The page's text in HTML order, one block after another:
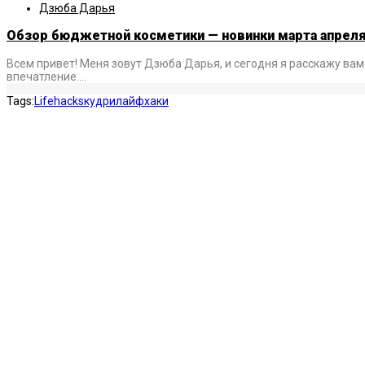
Дзюба Дарья
Обзор бюджетной косметики — новинки марта апреля
Всем привет! Меня зовут Дзюба Дарья, и сегодня я расскажу
впечатление.…
Tags:Lifehacksкудрилайфхаки